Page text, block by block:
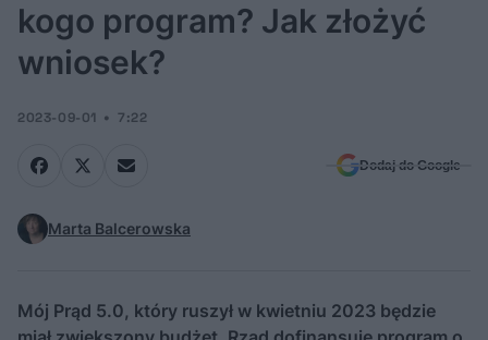
kogo program? Jak złożyć
wniosek?
2023-09-01 7:22
Dodaj do Google
Marta Balcerowska
Mój Prąd 5.0, który ruszył w kwietniu 2023 będzie